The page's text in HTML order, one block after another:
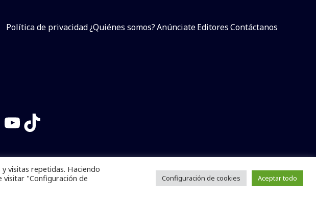
Política de privacidad¿Quiénes somos?AnúnciateEditoresContáctanos
YouTube
TikTok
la información total o parcial sin dar referencia a la fuente.
ya!
visitas repetidas. Haciendo
visitar "Configuración de
Configuración de cookies Aceptar todo